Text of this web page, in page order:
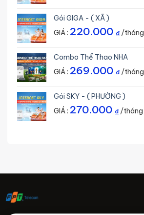
Gói GIGA - ( XÃ )
GIÁ : 220.000 ₫/tháng
Combo Thể Thao NHA
GIÁ : 269.000 ₫/tháng
Gói SKY - ( PHƯỜNG )
GIÁ : 270.000 ₫/tháng